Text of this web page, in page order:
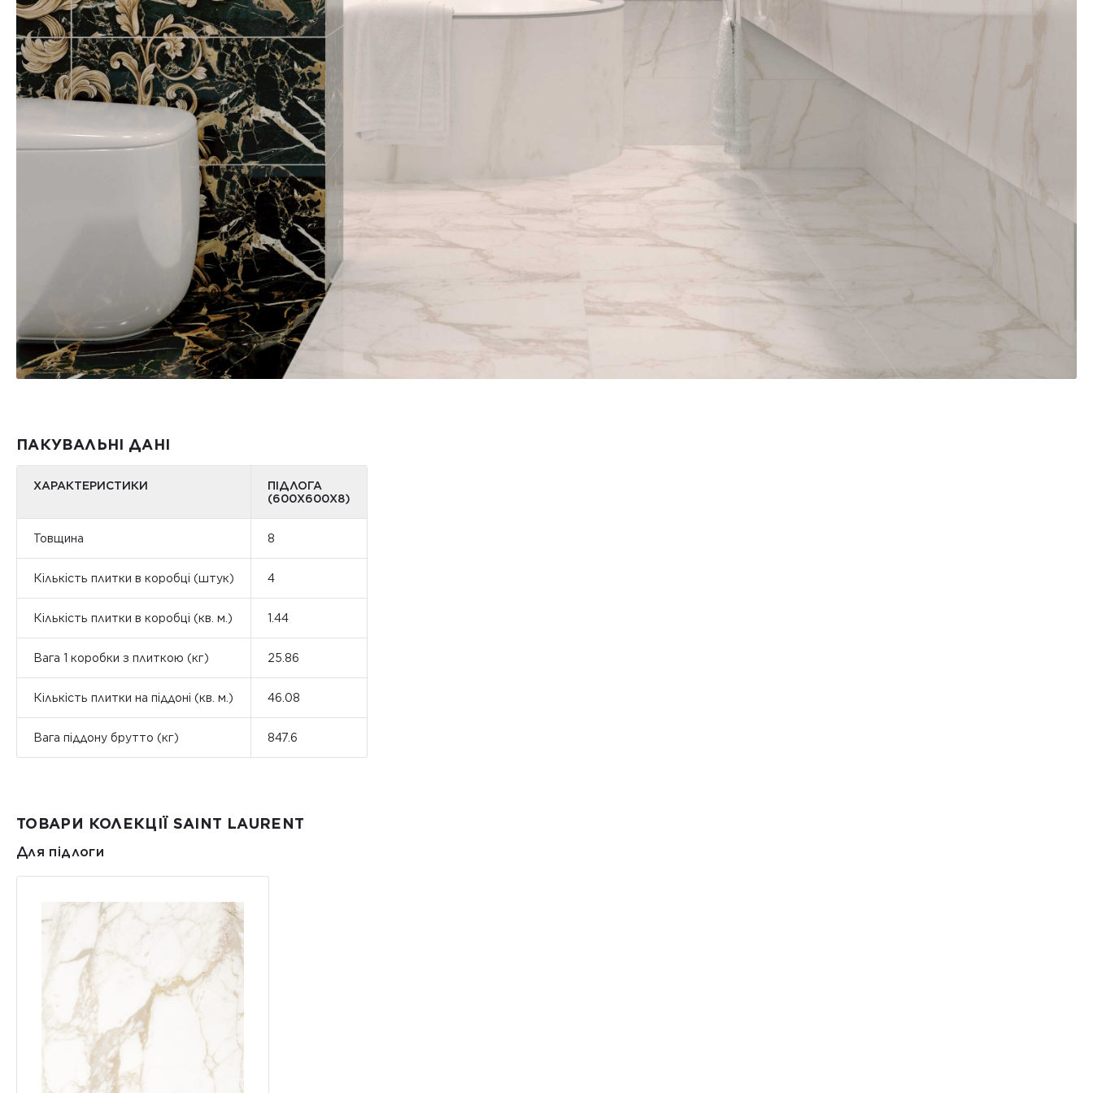
ПАКУВАЛЬНІ ДАНІ
ХАРАКТЕРИСТИКИ
ПІДЛОГА
(600Х600Х8)
Товщина 8
Кількість плитки в коробці (штук) 4
Кількість плитки в коробці (кв. м.) 1.44
Вага 1 коробки з плиткою (кг) 25.86
Кількість плитки на піддоні (кв. м.) 46.08
Вага піддону брутто (кг) 847.6
ТОВАРИ КОЛЕКЦІЇ SAINT LAURENT
Для підлоги